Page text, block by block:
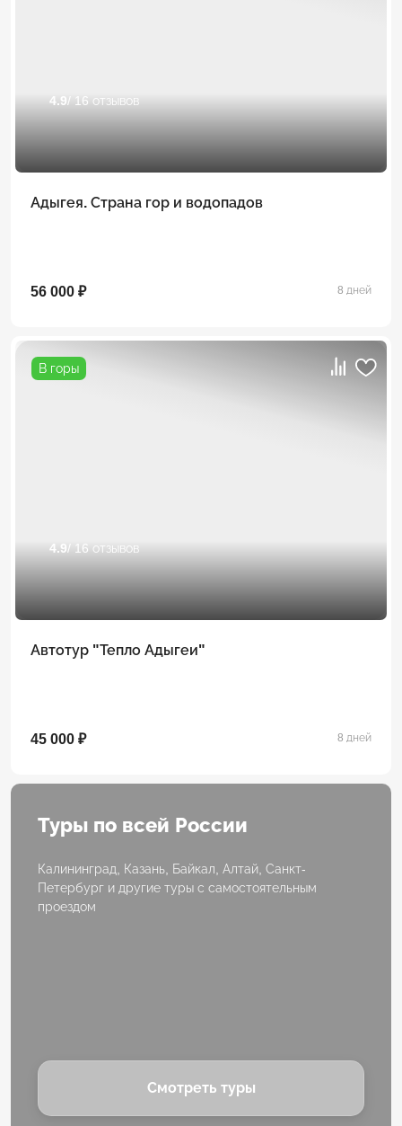
4.9/ 16 отзывов
Адыгея. Страна гор и водопадов
56 000 ₽ 8 дней
В горы
4.9 / 16 отзывов
Автотур "Тепло Адыгеи"
45 000 ₽ 8 дней
Туры по всей России
Калининград, Казань, Байкал, Алтай, Санкт-
Петербург и другие туры с самостоятельным
проездом
Смотреть туры